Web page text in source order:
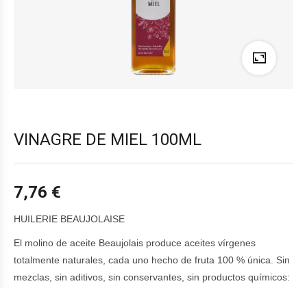
VINAGRE DE MIEL 100ML
7,76 €
HUILERIE BEAUJOLAISE
El molino de aceite Beaujolais produce aceites vírgenes
totalmente naturales, cada uno hecho de fruta 100 % única. Sin
mezclas, sin aditivos, sin conservantes, sin productos químicos: